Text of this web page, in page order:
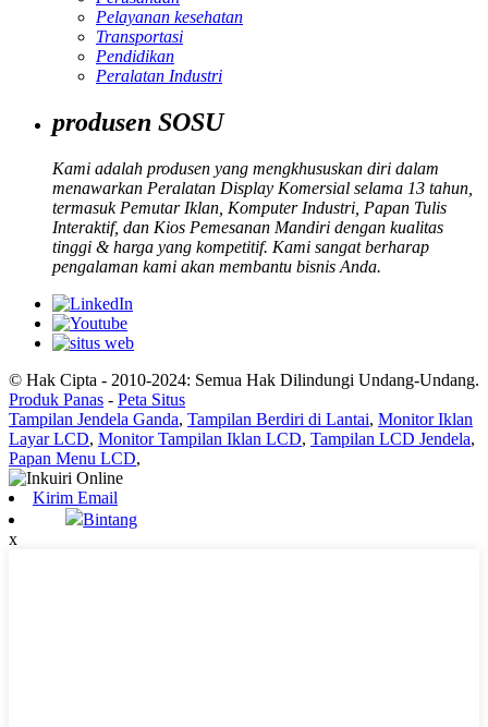
Pelayanan kesehatan
Transportasi
Pendidikan
Peralatan Industri
produsen SOSU
Kami adalah produsen yang mengkhususkan diri dalam
menawarkan Peralatan Display Komersial selama 13 tahun,
termasuk Pemutar Iklan, Komputer Industri, Papan Tulis
Interaktif, dan Kios Pemesanan Mandiri dengan kualitas
tinggi & harga yang kompetitif. Kami sangat berharap
pengalaman kami akan membantu bisnis Anda.
© Hak Cipta - 2010-2024: Semua Hak Dilindungi Undang-Undang.
Produk Panas - Peta Situs
Tampilan Jendela Ganda, Tampilan Berdiri di Lantai, Monitor Iklan
Layar LCD, Monitor Tampilan Iklan LCD, Tampilan LCD Jendela,
Papan Menu LCD,
Kirim Email
Bintang
x